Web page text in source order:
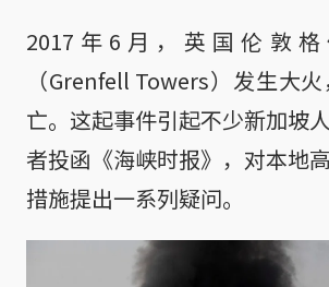
2017年6月，英国伦敦
（Grenfell Towers）发生大
亡。这起事件引起不少新加坡
者投函《海峡时报》，对本地
措施提出一系列疑问。